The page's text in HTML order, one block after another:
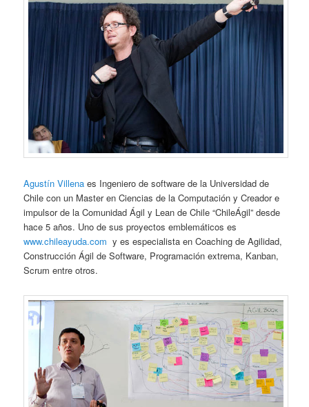
Agustín Villena es Ingeniero de software de la Universidad de
Chile con un Master en Ciencias de la Computación y Creador e
impulsor de la Comunidad Ágil y Lean de Chile “ChileÁgil” desde
hace 5 años. Uno de sus proyectos emblemáticos es
www.chileayuda.com y es especialista en Coaching de Agilidad,
Construcción Ágil de Software, Programación extrema, Kanban,
Scrum entre otros.